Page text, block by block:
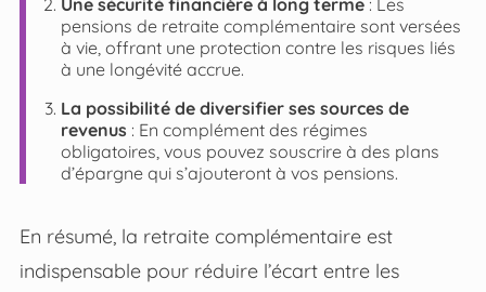
Une sécurité financière à long terme: Les
pensions de retraite complémentaire sont versées
à vie, offrant une protection contre les risques liés
à une longévité accrue.
La possibilité de diversifier ses sources de
revenus: En complément des régimes
obligatoires, vous pouvez souscrire à des plans
d’épargne qui s’ajouteront à vos pensions.
En résumé, la retraite complémentaire est
indispensable pour réduire l’écart entre les